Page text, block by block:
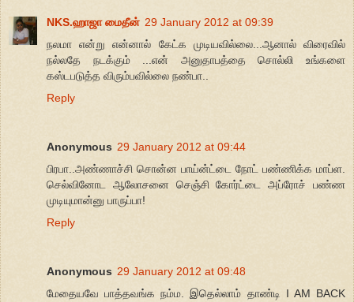
NKS.ஹாஜா மைதீன் 29 January 2012 at 09:39
நலமா என்று என்னால் கேட்க முடியவில்லை...ஆனால் விரைவில்
நல்லதே நடக்கும் ...என் அனுதாபத்தை சொல்லி உங்களை
கஸ்டபடுத்த விரும்பவில்லை நண்பா..
Reply
Anonymous 29 January 2012 at 09:44
பிரபா..அண்ணாச்சி சொன்ன பாய்ன்ட்டை நோட் பண்ணிக்க மாப்ள.
செல்வினோட ஆலோசனை செஞ்சி கோர்ட்டை அப்ரோச் பண்ண
முடியுமான்னு பாருப்பா!
Reply
Anonymous 29 January 2012 at 09:48
மேதையவே பாத்தவங்க நம்ம. இதெல்லாம் தாண்டி I AM BACK